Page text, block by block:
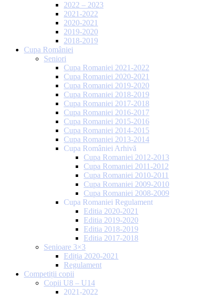
2022 – 2023
2021-2022
2020-2021
2019-2020
2018-2019
Cupa României
Seniori
Cupa Romaniei 2021-2022
Cupa Romaniei 2020-2021
Cupa Romaniei 2019-2020
Cupa Romaniei 2018-2019
Cupa Romaniei 2017-2018
Cupa Romaniei 2016-2017
Cupa Romaniei 2015-2016
Cupa Romaniei 2014-2015
Cupa Romaniei 2013-2014
Cupa României Arhivă
Cupa Romaniei 2012-2013
Cupa Romaniei 2011-2012
Cupa Romaniei 2010-2011
Cupa Romaniei 2009-2010
Cupa Romaniei 2008-2009
Cupa Romaniei Regulament
Editia 2020-2021
Editia 2019-2020
Editia 2018-2019
Editia 2017-2018
Senioare 3×3
Ediția 2020-2021
Regulament
Competiții copii
Copii U8 – U14
2021-2022